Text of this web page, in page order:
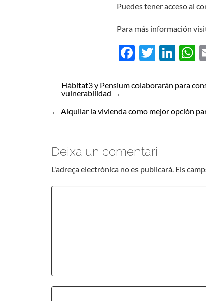
Puedes tener acceso al
Para más información
Facebook
Hàbitat3 y Pensium colaborarán para
vulnerabilidad →
← Alquilar la vivienda como mejor opción
Deixa un comentari
L'adreça electrònica no es publicarà. Els